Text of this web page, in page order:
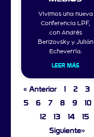
Vivimos una nueva
Conferencia LPF,
con Andrés
Berizovsky y Julián
Echeverría.
LEER MÁS
« Anterior 1 2 3
5
6 7 8 9 10
12
13 14
15
Siguiente»